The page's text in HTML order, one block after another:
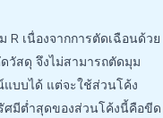
เนื่องจากการตัดเฉือนด้วย
วัสดุ จึงไม่สามารถตัดมุม
บบได้ แต่จะใช้ส่วนโค้ง
ศมีต่ำสุดของส่วนโค้งนี้คือขีด